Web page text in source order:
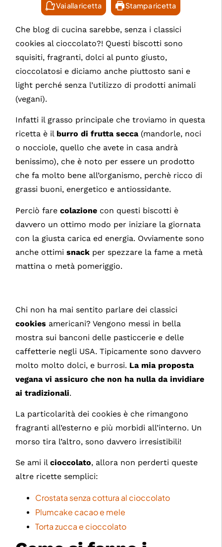
Vai alla ricetta Stampa ricetta
Che blog di cucina sarebbe, senza i classici
cookies al cioccolato?! Questi biscotti sono
squisiti, fragranti, dolci al punto giusto,
cioccolatosi e diciamo anche piuttosto sani e
light perché senza l’utilizzo di prodotti animali
(vegani).
Infatti il grasso principale che troviamo in questa
ricetta è il burro di frutta secca (mandorle, noci
o nocciole, quello che avete in casa andrà
benissimo), che è noto per essere un prodotto
che fa molto bene all’organismo, perchè ricco di
grassi buoni, energetico e antiossidante.
Perciò farecolazione con questi biscotti è
davvero un ottimo modo per iniziare la giornata
con la giusta carica ed energia. Ovviamente sono
anche ottimisnack per spezzare la fame a metà
mattina o metà pomeriggio.
Chi non ha mai sentito parlare dei classici
cookies americani? Vengono messi in bella
mostra sui banconi delle pasticcerie e delle
caffetterie negli USA. Tipicamente sono davvero
molto molto dolci, e burrosi. La mia proposta
vegana vi assicuro che non ha nulla da invidiare
ai tradizionali.
La particolarità dei cookies è che rimangono
fragranti all’esterno e più morbidi all’interno. Un
morso tira l’altro, sono davvero irresistibili!
Se ami ilcioccolato, allora non perderti queste
altre ricette semplici:
Crostata senza cottura al cioccolato
Plumcake cacao e mele
Torta zucca e cioccolato